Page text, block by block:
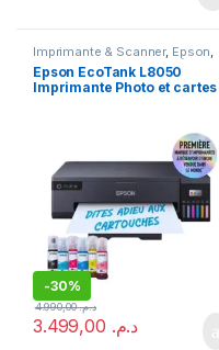
Imprimante & Scanner, Epson,
Imprimante ,Imprimante à
réservoirs rechargeables
Meilleures ventes,Multifonction
Jet d'encre
Epson EcoTank L8050
Imprimante Photo et cartes
-30%
د.م.
د.م.4.990,00